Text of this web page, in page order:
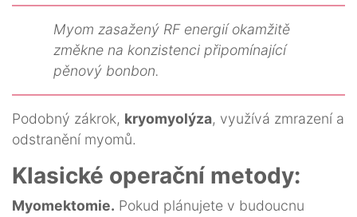
Myom zasažený RF energií okamžitě
změkne na konzistenci připomínající
pěnový bonbon.
Podobný zákrok, kryomyolýza, využívá zmrazení a
odstranění myomů.
Klasické operační metody:
Myomektomie. Pokud plánujete v budoucnu